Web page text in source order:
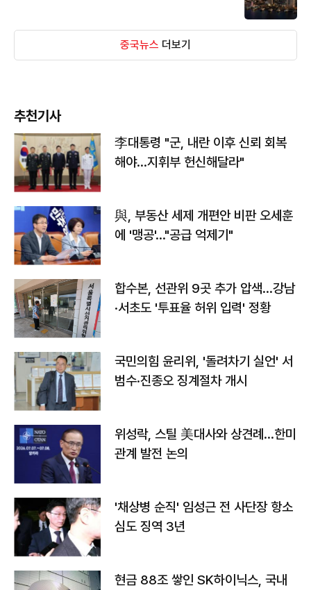
중국뉴스 더보기
추천기사
李대통령 "군, 내란 이후 신뢰 회복
해야…지휘부 헌신해달라"
與, 부동산 세제 개편안 비판 오세훈
에 '맹공'…"공급 억제기"
합수본, 선관위 9곳 추가 압색…강남
·서초도 '투표율 허위 입력' 정황
국민의힘 윤리위, '돌려차기 실언' 서
범수·진종오 징계절차 개시
위성락, 스틸 美대사와 상견례…한미
관계 발전 논의
'채상병 순직' 임성근 전 사단장 항소
심도 징역 3년
현금 88조 쌓인 SK하이닉스, 국내